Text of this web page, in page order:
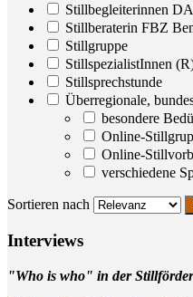
Stillbegleiterinnen
Stillberaterin FBZ
Stillgruppe
StillspezialistInnen
Stillsprechstunde
Überregionale,
besondere
Online-
Online-
verschiedene
Sortieren nach
Inter­views
"Who is who" in der